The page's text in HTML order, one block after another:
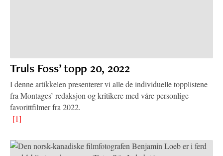
Truls Foss’ topp 20, 2022
I denne artikkelen presenterer vi alle de individuelle topplistene
fra Montages’ redaksjon og kritikere med våre personlige
favorittfilmer fra 2022.
[1]